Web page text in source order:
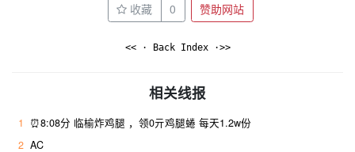
收藏 0 赞助网站
<< · Back Index ·>>
相关线报
1
⏰8:08分 临榆炸鸡腿 ，领0亓鸡腿蜷 每天1.2w份
2 AC